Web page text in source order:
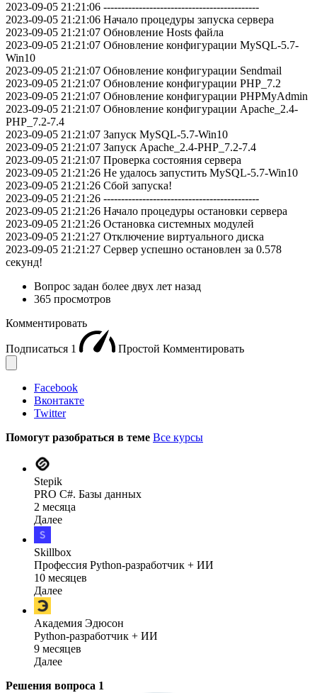
2023-09-05 21:21:06 --------------------------------------------
2023-09-05 21:21:06 Начало процедуры запуска сервера
2023-09-05 21:21:07 Обновление Hosts файла
2023-09-05 21:21:07 Обновление конфигурации MySQL-5.7-
Win10
2023-09-05 21:21:07 Обновление конфигурации Sendmail
2023-09-05 21:21:07 Обновление конфигурации PHP_7.2
2023-09-05 21:21:07 Обновление конфигурации PHPMyAdmin
2023-09-05 21:21:07 Обновление конфигурации Apache_2.4-
PHP_7.2-7.4
2023-09-05 21:21:07 Запуск MySQL-5.7-Win10
2023-09-05 21:21:07 Запуск Apache_2.4-PHP_7.2-7.4
2023-09-05 21:21:07 Проверка состояния сервера
2023-09-05 21:21:26 Не удалось запустить MySQL-5.7-Win10
2023-09-05 21:21:26 Сбой запуска!
2023-09-05 21:21:26 --------------------------------------------
2023-09-05 21:21:26 Начало процедуры остановки сервера
2023-09-05 21:21:26 Остановка системных модулей
2023-09-05 21:21:27 Отключение виртуального диска
2023-09-05 21:21:27 Сервер успешно остановлен за 0.578
секунд!
Вопрос задан более двух лет назад
365 просмотров
Комментировать
Подписаться 1 Простой Комментировать
Facebook
Вконтакте
Twitter
Помогут разобраться в теме Все курсы
Stepik
PRO C#. Базы данных
2 месяца
Далее
Skillbox
Профессия Python-разработчик + ИИ
10 месяцев
Далее
Академия Эдюсон
Python-разработчик + ИИ
9 месяцев
Далее
Решения вопроса 1